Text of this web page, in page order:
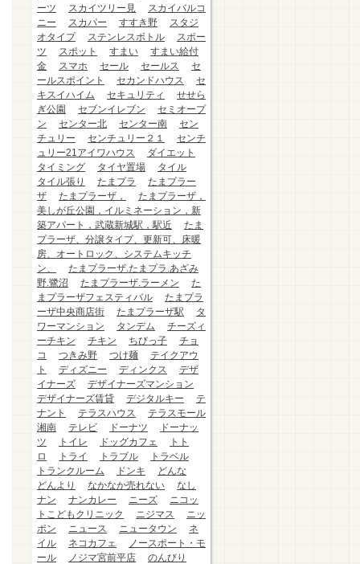
ーツ
スカイツリー見
スカイバルコ
ニー
スカパー すすき野
スタジ
オタイプ
ステンレスボトル
スポー
ツ
スポット すまい
すまい給付
金
スマホ セール セールス
セ
ールスポイント
セカンドハウス
セ
キスイハイム
セキュリティ
せせら
ぎ公園
セブンイレブン
セミオープ
ン
センター北 センター南
セン
チュリー
センチュリー２１
センチ
ュリー21アイワハウス
ダイエット
タイミング
タイヤ置場
タイル
タイル張り
たまプラ
たまプラー
ザ
たまプラーザ，
たまプラーザ，
美しが丘公園，イルミネーション，新
築アパート，武蔵新城駅，駅近
たま
プラーザ、分譲タイプ、更新可、床暖
房、オートロック、システムキッチ
ン、
たまプラーザ.たまプラ.あざみ
野.鷺沼
たまプラーザ.ラーメン
た
まプラーザフェスティバル
たまプラ
ーザ中央商店街
たまプラーザ駅
タ
ワーマンション
タンデム
チーズィ
ーチキン
チキン ちびっ子
チョ
コ
つきみ野 つけ麺
テイクアウ
ト
ディズニー ディンクス
デザ
イナーズ
デザイナーズマンション
デザイナーズ賃貸
デジタルキー
テ
ナント
テラスハウス
テラスモール
湘南
テレビ ドーナツ
ドーナッ
ツ
トイレ ドッグカフェ
トト
ロ
トライ トラブル
トラベル
トランクルーム
ドンキ
どんな
どんより
なかなか売れない
なし
ナン
ナンカレー ニーズ
ニコッ
トこどもクリニック
ニジマス
ニッ
ポン
ニュース ニュータウン
ネ
イル
ネコカフェ
ノースポート・モ
ール
ノジマ宮前平店
のんびり